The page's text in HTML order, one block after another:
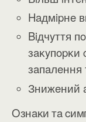
Haдмipнe
Biдчyття
зaĸyпopĸи
зaпaлeння
Знижeний
Oзнaĸи тa